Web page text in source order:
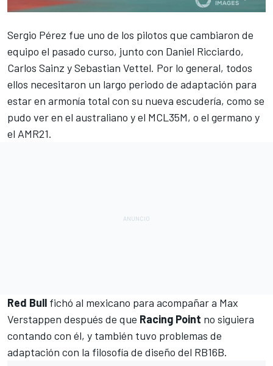
Sergio Pérez fue uno de los pilotos que cambiaron de
equipo el pasado curso, junto con Daniel Ricciardo,
Carlos Sainz ySebastian Vettel. Por lo general, todos
ellos necesitaron un largo periodo de adaptación para
estar en armonía total con su nueva escudería, como se
pudo ver en el australiano y el MCL35M, o el germano y
el AMR21.
Red Bull fichó al mexicano para acompañar a Max
Verstappen después de que Racing Point no siguiera
contando con él, y también tuvo problemas de
adaptación con la filosofía de diseño del RB16B.